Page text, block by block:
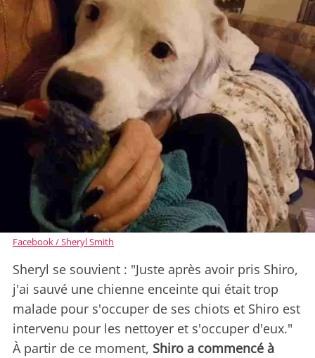
Facebook / Sheryl Smith
Sheryl se souvient : "Juste après avoir pris Shiro,
j'ai sauvé une chienne enceinte qui était trop
malade pour s'occuper de ses chiots et Shiro est
intervenu pour les nettoyer et s'occuper d'eux."
À partir de ce moment, Shiro a commencé à